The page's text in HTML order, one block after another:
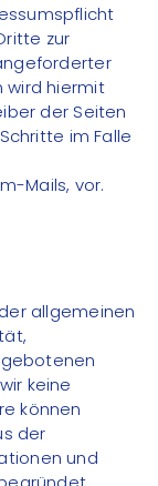
zur
wird hiermit
der Seiten
im Falle
Mails, vor.
allgemeinen
keine
können
der
und